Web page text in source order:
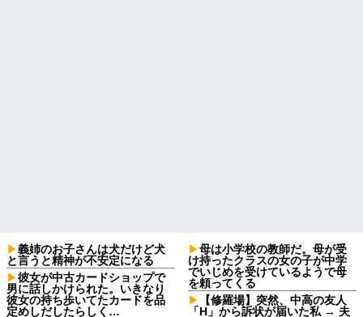
義姉のお子さんは犬だけど犬
と言うと精神が不安定になる
彼女が中古カードショップで
男に話しかけられた。いきなり
彼女の持ち歩いてたカードを品
定めしだしたらしく…
母は小学校の教師だ。母が受
け持ったクラスの女の子が中学
でいじめを受けているようで母
を頼ってくる
【修羅場】突然、中高の友人
「H」から訴状が届いた私 → 夫